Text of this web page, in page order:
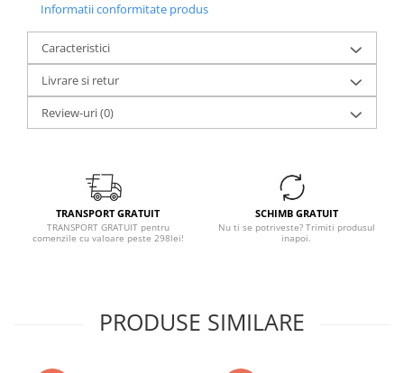
Informatii conformitate produs
Caracteristici
Livrare si retur
Review-uri(0)
TRANSPORT GRATUIT
TRANSPORT GRATUIT pentru
comenzile cu valoare peste 298lei!
SCHIMB GRATUIT
Nu ti se potriveste? Trimiti produsul
inapoi.
PRODUSE SIMILARE